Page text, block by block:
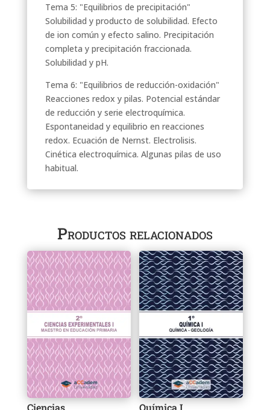
Tema 5: "Equilibrios de precipitación"
Solubilidad y producto de solubilidad. Efecto
de ion común y efecto salino. Precipitación
completa y precipitación fraccionada.
Solubilidad y pH.
Tema 6: "Equilibrios de reducción-oxidación"
Reacciones redox y pilas. Potencial estándar
de reducción y serie electroquímica.
Espontaneidad y equilibrio en reacciones
redox. Ecuación de Nernst. Electrolisis.
Cinética electroquímica. Algunas pilas de uso
habitual.
Productos relacionados
Ciencias Química I